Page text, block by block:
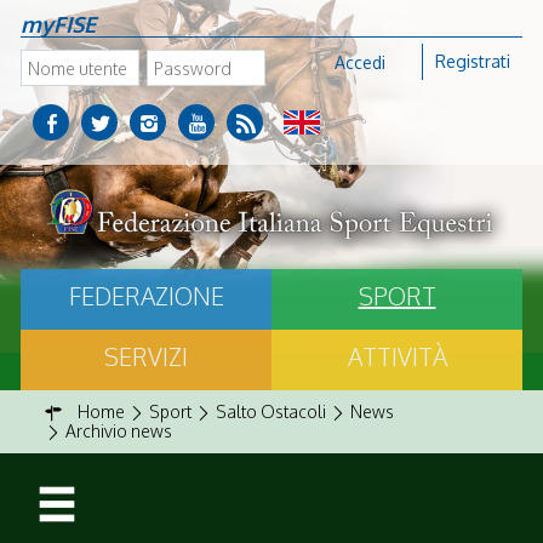
myFISE
Accedi Registrati
FEDERAZIONE
SPORT
SERVIZI
ATTIVITÀ
Home Sport Salto Ostacoli
News
Archivio news